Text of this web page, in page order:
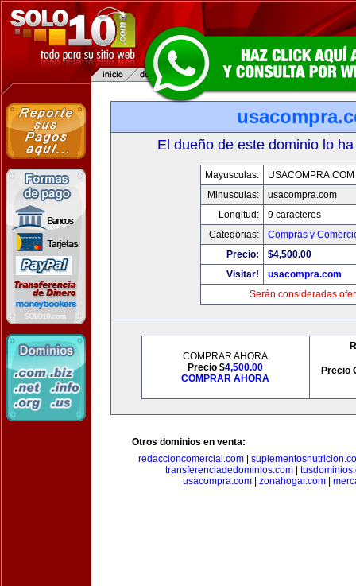
El dueño de este dominio lo
Mayusculas:
USACOMPRA.COM
Minusculas:
usacompra.com
Longitud:
9 caracteres
Categorias:
Compras y
Precio:
$4,500.00
Visitar!
usacompra.com
Serán consideradas
COMPRAR AHORA
Precio $4,500.00
COMPRAR AHORA
Precio
Otros dominios en venta:
redaccioncomercial.com|
transferenciadedominios.com|
usacompra.com
zonahogar.com